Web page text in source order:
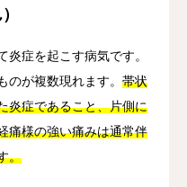
症を起こす病気です。
が複数現れます。 帯状
炎症であること、片側に
痛様の強い痛みは通常伴
。